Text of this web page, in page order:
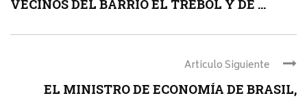
VECINOS DEL BARRIO EL TRÉBOL Y DE ...
Articulo Siguiente
EL MINISTRO DE ECONOMÍA DE BRASIL,